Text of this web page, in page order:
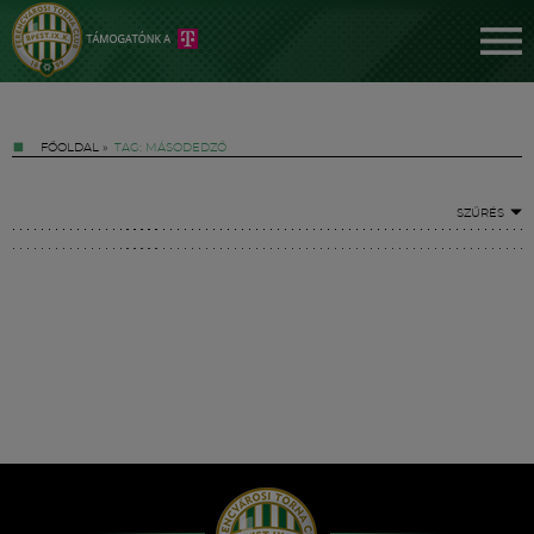
FŐOLDAL » TAG: MÁSODEDZŐ
SZŰRÉS
Hírek